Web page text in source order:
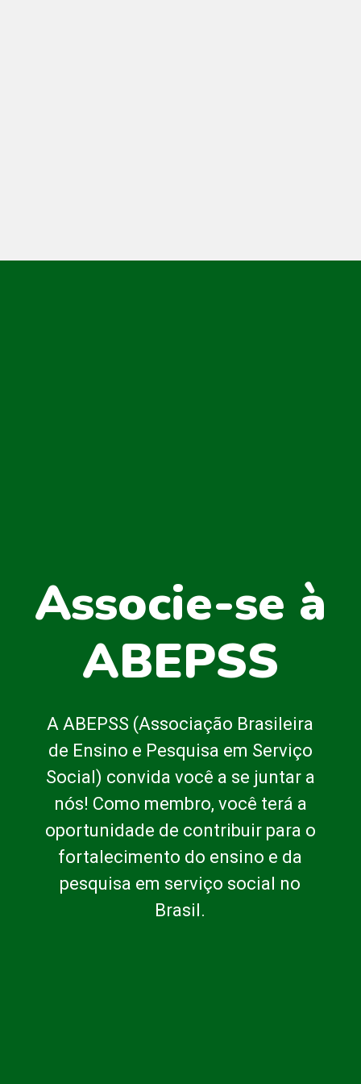
Associe-se à
ABEPSS
A ABEPSS (Associação Brasileira
de Ensino e Pesquisa em Serviço
Social) convida você a se juntar a
nós! Como membro, você terá a
oportunidade de contribuir para o
fortalecimento do ensino e da
pesquisa em serviço social no
Brasil.